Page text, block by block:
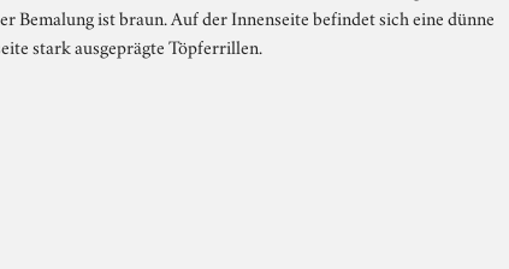
Bemalung ist braun. Auf der Innenseite befindet sich eine dünne
stark ausgeprägte Töpferrillen.